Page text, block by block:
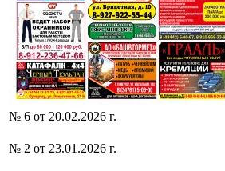
№ 6 от 20.02.2026 г.
№ 2 от 23.01.2026 г.